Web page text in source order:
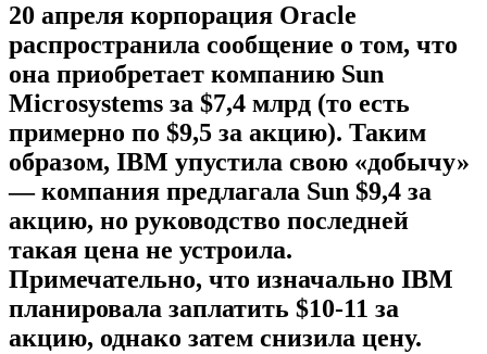
20 апреля корпорация Oracle
распространила сообщение о том, что
она приобретает компанию Sun
Microsystems за $7,4 млрд (то есть
примерно по $9,5 за акцию). Таким
образом, IBM упустила свою «добычу»
— компания предлагала Sun $9,4 за
акцию, но руководство последней
такая цена не устроила.
Примечательно, что изначально IBM
планировала заплатить $10-11 за
акцию, однако затем снизила цену.